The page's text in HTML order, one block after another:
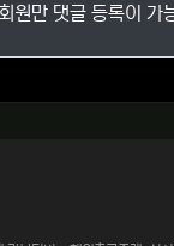
원만 댓글 등록이 가